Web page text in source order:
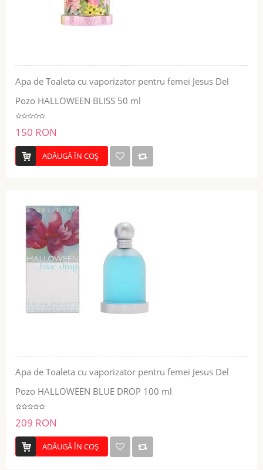
Apa de Toaleta cu vaporizator pentru femei Jesus Del
Pozo HALLOWEEN BLISS 50 ml
150 RON
ADĂUGĂ ÎN COŞ
Apa de Toaleta cu vaporizator pentru femei Jesus Del
Pozo HALLOWEEN BLUE DROP 100 ml
209 RON
ADĂUGĂ ÎN COŞ